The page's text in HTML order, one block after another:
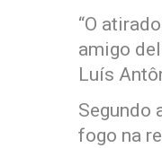
“O
amigo
Luís
Segundo
fogo na